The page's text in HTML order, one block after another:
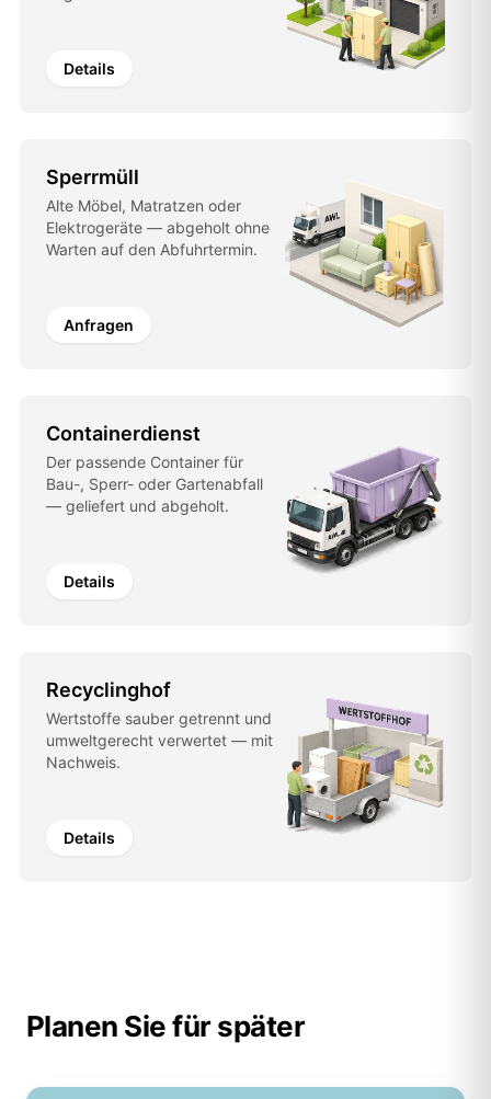
Details
Sperrmüll
Alte Möbel, Matratzen oder
Elektrogeräte — abgeholt ohne
Warten auf den Abfuhrtermin.
Anfragen
Containerdienst
Der passende Container für
Bau-, Sperr- oder Gartenabfall
— geliefert und abgeholt.
Details
Recyclinghof
Wertstoffe sauber getrennt und
umweltgerecht verwertet — mit
Nachweis.
Details
Planen Sie für später